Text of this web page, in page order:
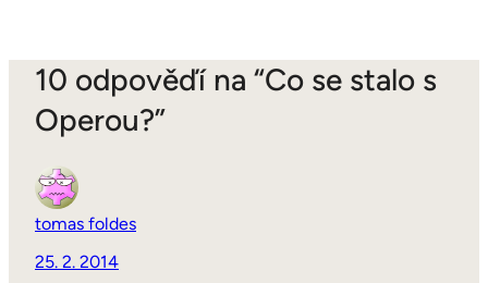
10 odpověďí na “Co se stalo s
Operou?”
tomas foldes
25. 2. 2014